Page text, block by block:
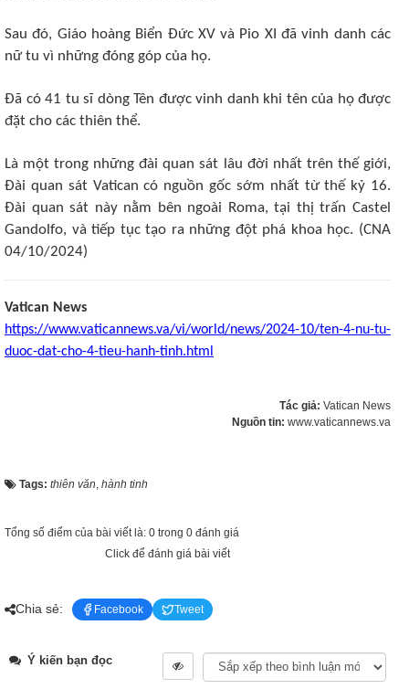
Sau đó, Giáo hoàng Biển Đức XV và Pio XI đã vinh danh các
nữ tu vì những đóng góp của họ.
Đã có 41 tu sĩ dòng Tên được vinh danh khi tên của họ được
đặt cho các thiên thể.
Là một trong những đài quan sát lâu đời nhất trên thế giới,
Đài quan sát Vatican có nguồn gốc sớm nhất từ thế kỷ 16.
Đài quan sát này nằm bên ngoài Roma, tại thị trấn Castel
Gandolfo, và tiếp tục tạo ra những đột phá khoa học. (CNA
04/10/2024)
Vatican News
https://www.vaticannews.va/vi/world/news/2024-10/ten-4-nu-tu-
duoc-dat-cho-4-tieu-hanh-tinh.html
Tác giả: Vatican News
Nguồn tin: www.vaticannews.va
Tags: thiên văn hành tinh
Tổng số điểm của bài viết là: 0 trong 0 đánh giá
Click để đánh giá bài viết
Chia sẻ: Facebook Tweet
Ý kiến bạn đọc